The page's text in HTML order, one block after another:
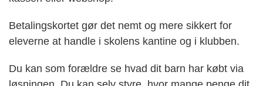
Betalingskortet gør det nemt og mere sikkert for
eleverne at handle i skolens kantine og i klubben.
Du kan som forældre se hvad dit barn har købt via